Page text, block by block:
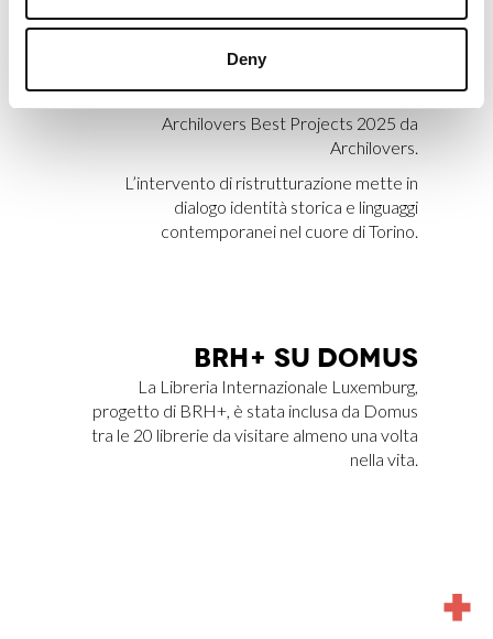
Deny
JEC­TS 2025 DI AR­CHI­LO­
Apartment SL, progettato da BRH+, è stato
selezionato tra 20.000 progetti come uno dei
Archilovers Best Projects 2025 da
Archilovers.
L’intervento di ristrutturazione mette in
dialogo identità storica e linguaggi
contemporanei nel cuore di Torino.
BRH+ SU DO­MUS
La Libreria Internazionale Luxemburg,
progetto di BRH+, è stata inclusa da Domus
tra le 20 librerie da visitare almeno una volta
nella vita.